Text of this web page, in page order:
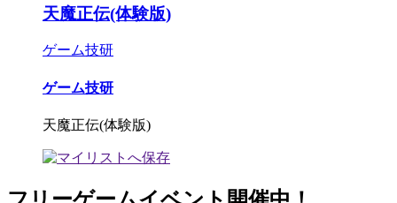
天魔正伝(体験版)
ゲーム技研
ゲーム技研
天魔正伝(体験版)